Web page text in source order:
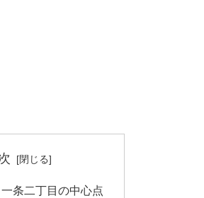
条二丁目の中心点